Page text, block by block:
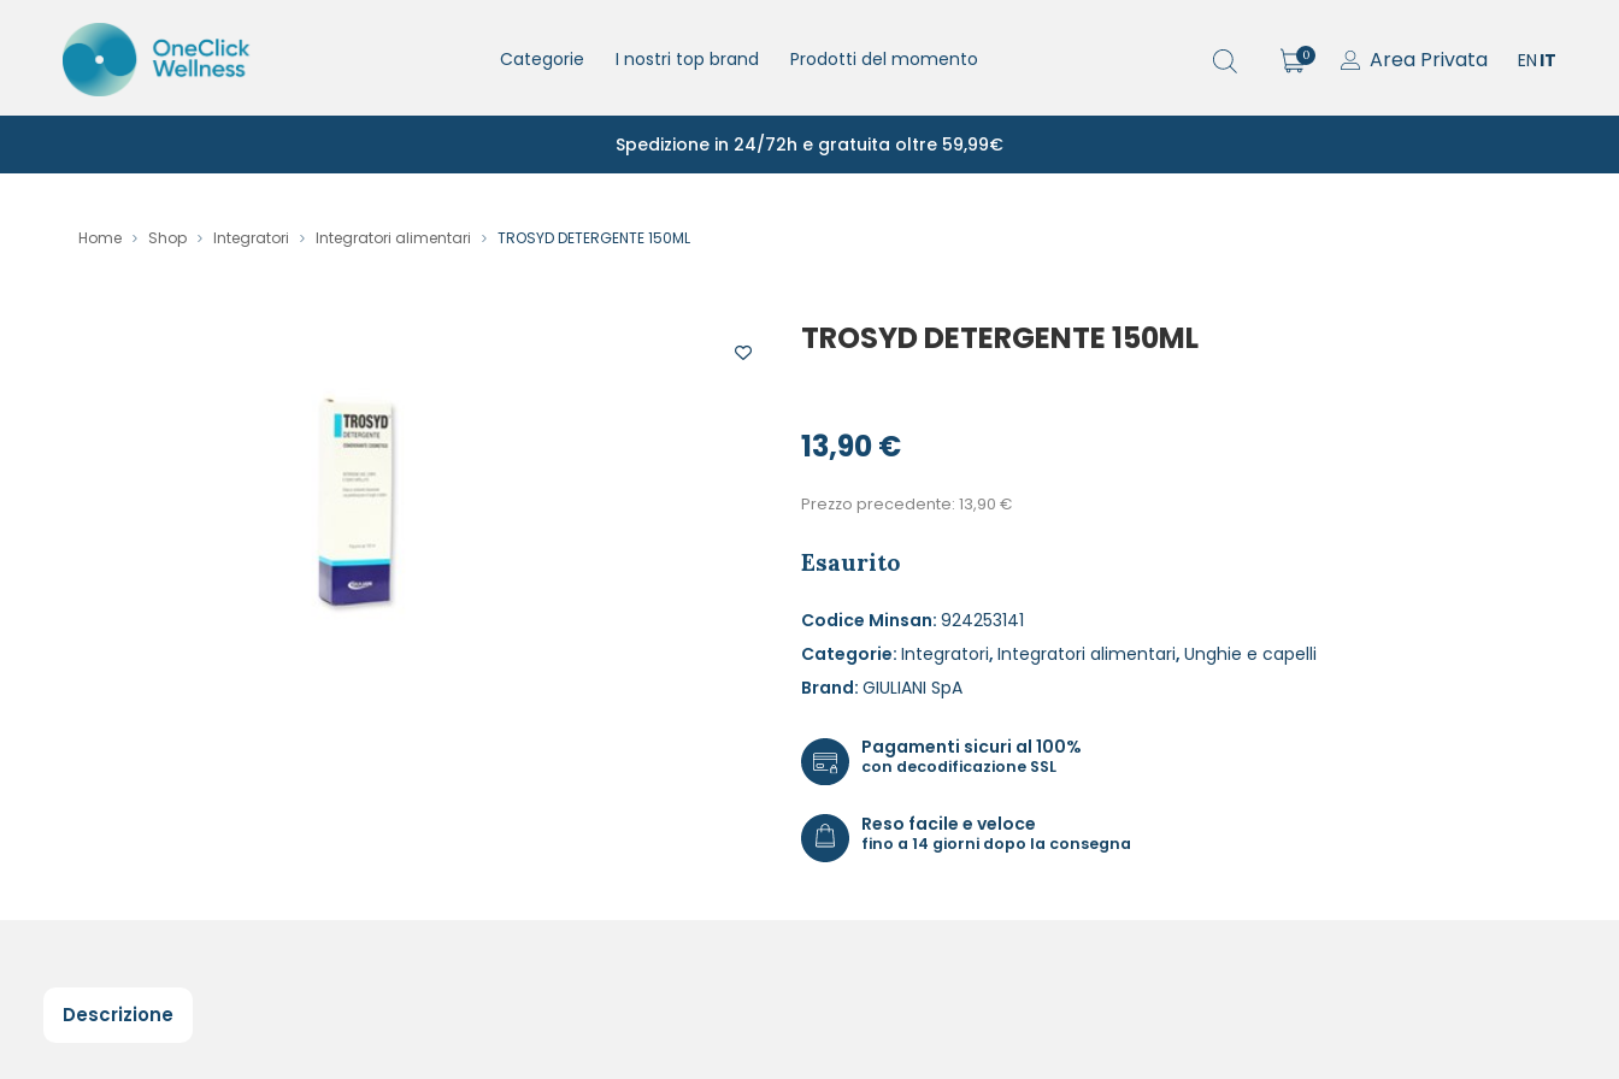
Categorie I nostri top brand Prodotti del momento EN IT
Area Privata
0
Spedizione in 24/72h e gratuita oltre 59,99€
Home Shop Integratori Integratori alimentari TROSYD DETERGENTE 150ML
TROSYD DETERGENTE 150ML
13,90€
Prezzo precedente: 13,90 €
Esaurito
Codice Minsan: 924253141
Categorie: Integratori, Integratori alimentari, Unghie e capelli
Brand: GIULIANI SpA
Pagamenti sicuri al 100%
con decodificazione SSL
Reso facile e veloce
fino a 14 giorni dopo la consegna
Descrizione